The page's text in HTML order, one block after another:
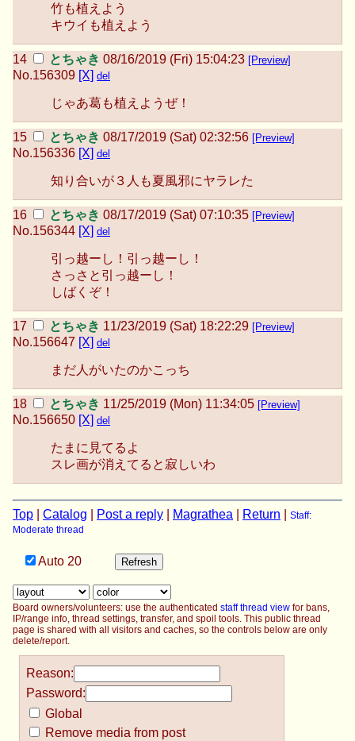
竹も植えよう
キウイも植えよう
とちゃき 08/16/2019 (Fri) 15:04:23 [Preview]
No.156309 [X] del
じゃあ葛も植えようぜ！
とちゃき 08/17/2019 (Sat) 02:32:56 [Preview]
No.156336 [X] del
知り合いが３人も夏風邪にヤラレた
とちゃき 08/17/2019 (Sat) 07:10:35 [Preview]
No.156344 [X] del
引っ越ーし！引っ越ーし！
さっさと引っ越ーし！
しばくぞ！
とちゃき 11/23/2019 (Sat) 18:22:29 [Preview]
No.156647 [X] del
まだ人がいたのかこっち
とちゃき 11/25/2019 (Mon) 11:34:05 [Preview]
No.156650 [X] del
たまに見てるよ
スレ画が消えてると寂しいわ
Top Catalog Post a reply Magrathea Return
Staff:
Moderate thread
Auto 20
Board owners/volunteers: use the authenticated staff thread view for bans,
IP/range info, thread settings, transfer, and spoil tools. This public thread
page is shared with all visitors and caches, so the controls below are only
delete/report.
Reason:
Password:
Global
Remove media from post